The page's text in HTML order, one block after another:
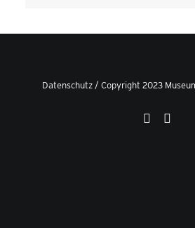
Datenschutz/ Copyright 2023